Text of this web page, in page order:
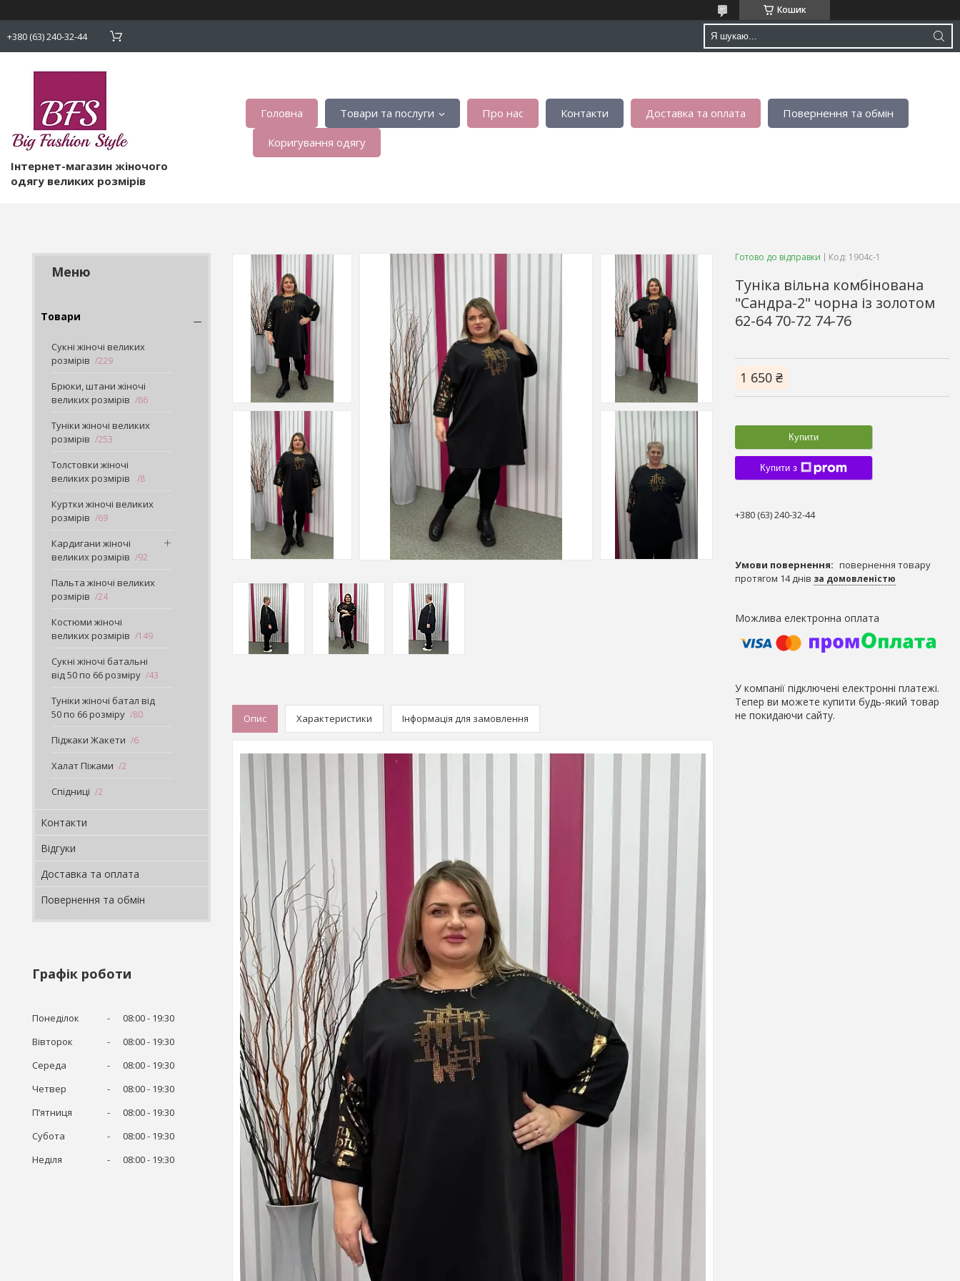
Кошик
+380 (63) 240-32-44
Інтернет-магазин жіночого
одягу великих розмірів
Головна Товари та послуги Про нас Контакти Доставка та оплата Повернення та обмін
Коригування одягу
Товари
Сукні жіночі великих
розмірів
229
Брюки, штани жіночі
великих розмірів
86
Туніки жіночі великих
розмірів
253
Толстовки жіночі
великих розмірів
8
Куртки жіночі великих
розмірів
69
Кардигани жіночі
великих розмірів
92
Пальта жіночі великих
розмірів
24
Костюми жіночі
великих розмірів
149
Сукні жіночі батальні
від 50 по 66 розміру
43
Туніки жіночі батал від
50 по 66 розміру
80
Піджаки Жакети 6
Халат Піжами 2
Спідниці 2
Контакти
Відгуки
Доставка та оплата
Повернення та обмін
Графік роботи
Понеділок 08:00
19:30
Вівторок
08:00
19:30
Середа
08:00
19:30
Четвер
08:00
19:30
Пʼятниця
08:00
19:30
Субота
08:00
19:30
Неділя
08:00 19:30
Опис Характеристики Інформація для замовлення
Готово до відправки Код: 1904с-1
Туніка вільна комбінована
"Сандра-2" чорна із золотом
62-64 70-72 74-76
1 650 ₴
Купити
Купити з
+380 (63) 240-32-44
повернення товару
протягом 14 днів за домовленістю
У компанії підключені електронні платежі.
Тепер ви можете купити будь-який товар
не покидаючи сайту.